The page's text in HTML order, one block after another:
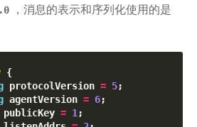
，消息的表示和序列化使用的是
{
protocolVersion = 5;
agentVersion = 6;
publicKey = 1;